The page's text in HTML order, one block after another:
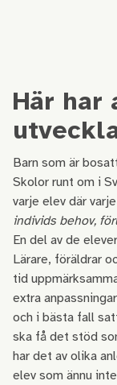
Här
Barn som är
Skolor runt om i
varje elev där varje
individs behov,
En del av de
Lärare, föräldrar
tid
extra
och i bästa fall
ska få det stöd
har det av olika
elev som ännu